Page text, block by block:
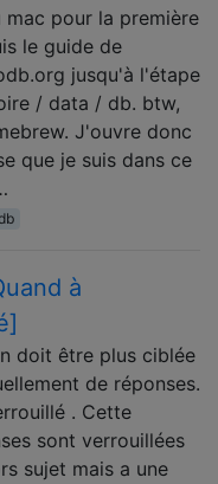
pour la première
le guide de
jusqu'à l'étape
/ data / db. btw,
J'ouvre donc
que je suis dans ce
à
doit être plus ciblée
de réponses.
. Cette
sont verrouillées
sujet mais a une